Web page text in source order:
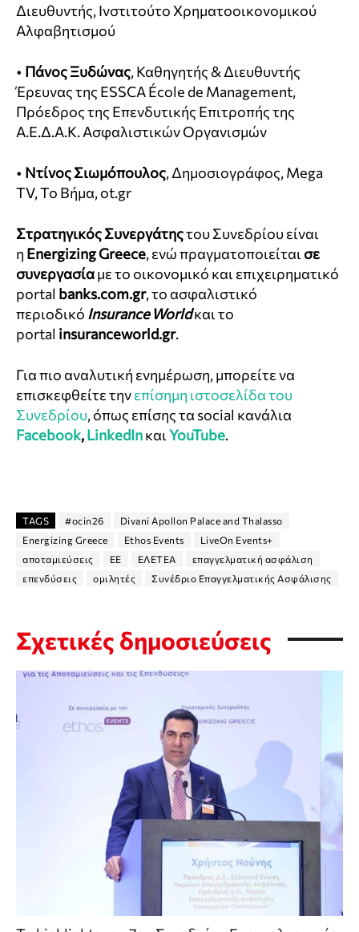
Διευθυντής, Ινστιτούτο Χρηματοοικονομικού
Αλφαβητισμού
• Πάνος Ξυδώνας, Καθηγητής & Διευθυντής
Έρευνας της ESSCA École de Management,
Πρόεδρος της Επενδυτικής Επιτροπής της
Α.Ε.Δ.Α.Κ. Ασφαλιστικών Οργανισμών
• Ντίνος Σιωμόπουλος, Δημοσιογράφος, Mega
TV, Το Βήμα, ot.gr
Στρατηγικός Συνεργάτηςτου Συνεδρίου είναι
η Energizing Greece, ενώ πραγματοποιείται σε
συνεργασίαμε το οικονομικό και επιχειρηματικό
portal banks.com.gr, το ασφαλιστικό
περιοδικό Insurance Worldκαι το
portal insuranceworld.gr.
Για πιο αναλυτική ενημέρωση, μπορείτε να
επισκεφθείτε τηνεπίσημη ιστοσελίδα του
Συνεδρίου, όπως επίσης τα social κανάλια
Facebook,LinkedInκαιYouTube.
TAGS #ocin26
Divani Apollon Palace and Thalasso
Energizing Greece
Ethos Events
LiveOn Events+
αποταμιεύσεις
ΕΕ ΕΛΕΤΕΑ
επαγγελματική ασφάλιση
επενδύσεις
ομιλητές Συνέδριο Επαγγελματικής Ασφάλισης
Σχετικές δημοσιεύσεις